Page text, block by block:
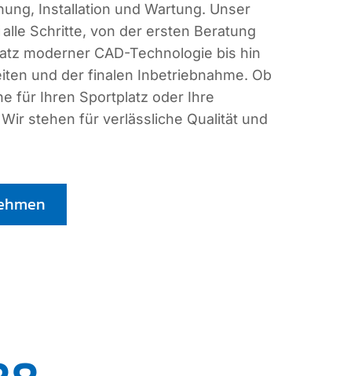
Installation und Wartung. Unser
Schritte, von der ersten Beratung
moderner CAD-Technologie bis hin
und der finalen Inbetriebnahme. Ob
für Ihren Sportplatz oder Ihre
stehen für verlässliche Qualität und